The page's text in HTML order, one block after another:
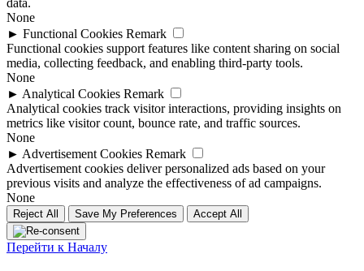
None
► Functional Cookies Remark
Functional cookies support features like content sharing on social
media, collecting feedback, and enabling third-party tools.
None
► Analytical Cookies Remark
Analytical cookies track visitor interactions, providing insights on
metrics like visitor count, bounce rate, and traffic sources.
None
► Advertisement Cookies Remark
Advertisement cookies deliver personalized ads based on your
previous visits and analyze the effectiveness of ad campaigns.
None
Reject All Save My Preferences Accept All
Перейти к Началу